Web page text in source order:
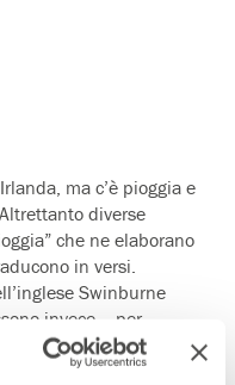
ma c’è pioggia e
diverse
che ne elaborano
in versi.
Swinburne
invece – per
1917) – rivelarsi
i loro “ricchi